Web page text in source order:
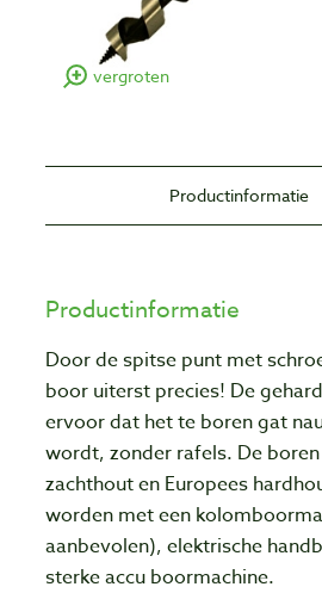
vergroten
Productinformatie
Productinformatie
Door de spitse punt met
boor uiterst precies! De
ervoor dat het te boren gat
wordt, zonder rafels. De
zachthout en Europees
worden met een
aanbevolen), elektrische
sterke accu boormachine.